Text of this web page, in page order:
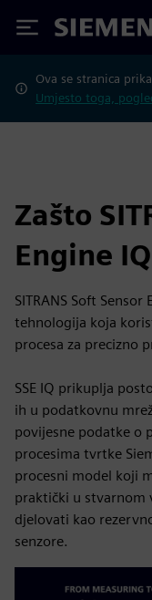
Siemens
Ova se stranica
Umjesto toga,
Zašto
Engine
SITRANS Soft
tehnologija koja
procesa za precizno
SSE IQ prikuplja
ih u podatkovnu
povijesne podatke o
procesima tvrtke
procesni model koji
praktički u stvarnom
djelovati kao
senzore.